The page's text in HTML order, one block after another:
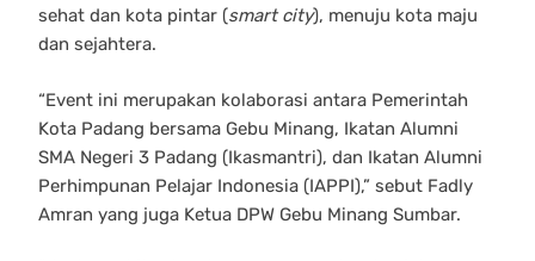
sehat dan kota pintar (smart city), menuju kota maju
dan sejahtera.
“Event ini merupakan kolaborasi antara Pemerintah
Kota Padang bersama Gebu Minang, Ikatan Alumni
SMA Negeri 3 Padang (Ikasmantri), dan Ikatan Alumni
Perhimpunan Pelajar Indonesia (IAPPI),” sebut Fadly
Amran yang juga Ketua DPW Gebu Minang Sumbar.